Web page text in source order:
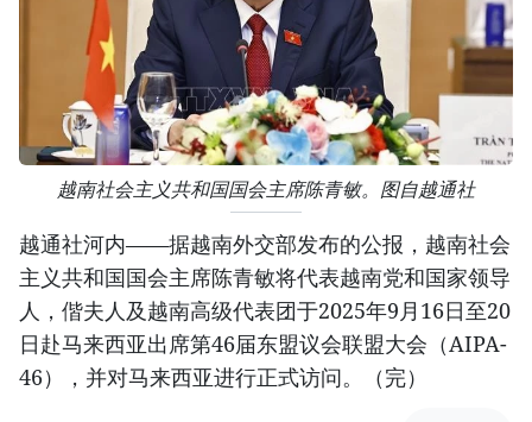
越南社会主义共和国国会主席陈青敏。图自越通社
越通社河内——据越南外交部发布的公报，越南社会
主义共和国国会主席陈青敏将代表越南党和国家领导
人，偕夫人及越南高级代表团于2025年9月16日至20
日赴马来西亚出席第46届东盟议会联盟大会（AIPA-
46），并对马来西亚进行正式访问。（完）